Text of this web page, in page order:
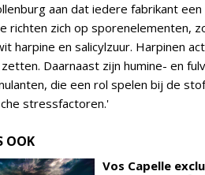
aan dat iedere fabrikant
richten zich op sporenelementen,
harpine en salicylzuur. Harpinen
Daarnaast zijn humine- en
die een rol spelen bij de
stressfactoren.'
OOK
Vos Capelle